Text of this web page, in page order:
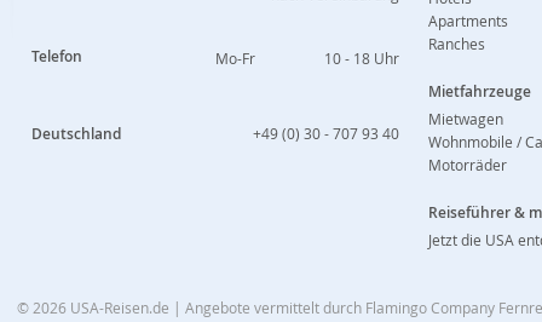
Telefon Mo-Fr 10 - 18 Uhr
Deutschland +49 (0) 30 - 707 93 40
Apartments
Ranches
Mietfahrzeuge
Mietwagen
Wohnmobile /
Motorräder
Reiseführer &
Jetzt die USA
© 2026 USA-Reisen.de | Angebote vermittelt durch Flamingo Company